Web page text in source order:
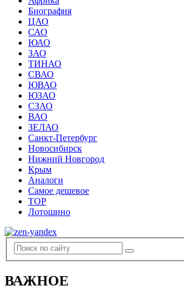
Биография
ЦАО
САО
ЮАО
ЗАО
ТИНАО
СВАО
ЮВАО
ЮЗАО
СЗАО
ВАО
ЗЕЛАО
Санкт-Петербург
Новосибирск
Нижний Новгород
Крым
Аналоги
Самое дешевое
TOP
Лотошино
ВАЖНОЕ